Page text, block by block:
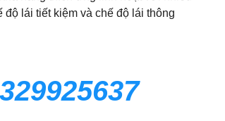
lái tiết kiệm và chế độ lái thông